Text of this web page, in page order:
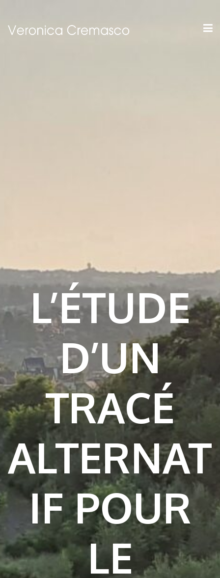
L’ÉTUDE
D’UN
TRACÉ
ALTERNAT
IF POUR
LE